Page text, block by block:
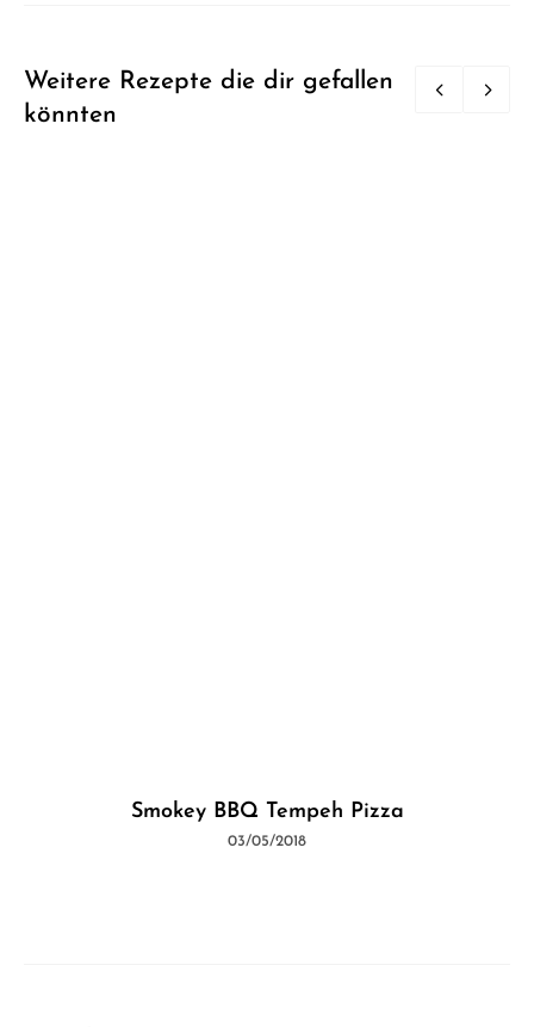
Weitere Rezepte die dir gefallen
könnten
Smokey BBQ Tempeh Pizza
03/05/2018